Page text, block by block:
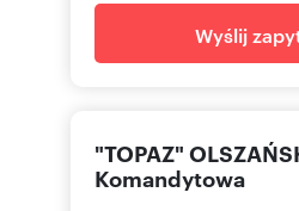
Wyślij
"TOPAZ"
Komandytowa